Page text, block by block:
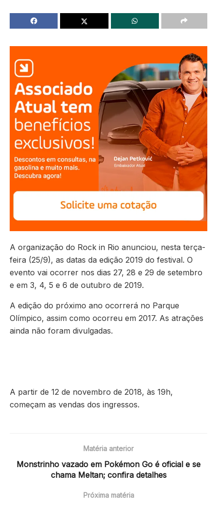
A organização do Rock in Rio anunciou, nesta terça-
feira (25/9), as datas da edição 2019 do festival. O
evento vai ocorrer nos dias 27, 28 e 29 de setembro
e em 3, 4, 5 e 6 de outubro de 2019.
A edição do próximo ano ocorrerá no Parque
Olímpico, assim como ocorreu em 2017. As atrações
ainda não foram divulgadas.
A partir de 12 de novembro de 2018, às 19h,
começam as vendas dos ingressos.
Matéria anterior
Monstrinho vazado em Pokémon Go é oficial e se
chama Meltan; confira detalhes
Próxima matéria